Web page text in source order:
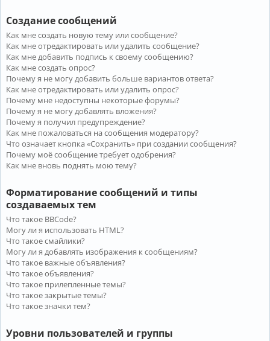
Создание сообщений
Как мне создать новую тему или сообщение?
Как мне отредактировать или удалить сообщение?
Как мне добавить подпись к своему сообщению?
Как мне создать опрос?
Почему я не могу добавить больше вариантов ответа?
Как мне отредактировать или удалить опрос?
Почему мне недоступны некоторые форумы?
Почему я не могу добавлять вложения?
Почему я получил предупреждение?
Как мне пожаловаться на сообщения модератору?
Что означает кнопка «Сохранить» при создании сообщения?
Почему моё сообщение требует одобрения?
Как мне вновь поднять мою тему?
Форматирование сообщений и типы
создаваемых тем
Что такое BBCode?
Могу ли я использовать HTML?
Что такое смайлики?
Могу ли я добавлять изображения к сообщениям?
Что такое важные объявления?
Что такое объявления?
Что такое прилепленные темы?
Что такое закрытые темы?
Что такое значки тем?
Уровни пользователей и группы